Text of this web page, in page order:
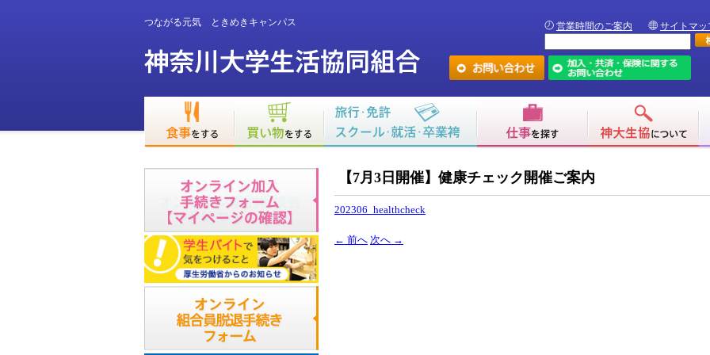
つながる元気 ときめきキャンパス 営業時間のご案内 サイトマッ
【7月3日開催】健康チェック開催ご案内
202306_healthcheck
← 前へ 次へ →